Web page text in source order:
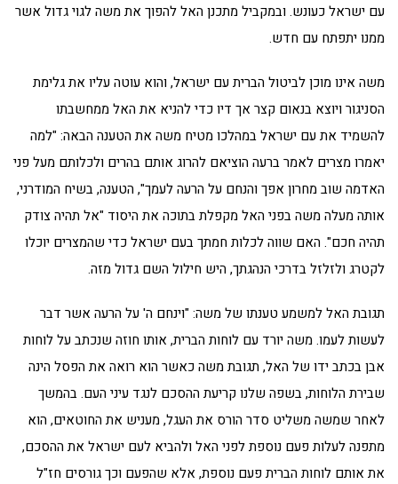
עם ישראל כעונש. ובמקביל מתכנן האל להפוך את משה לגוי גדול אשר
ממנו יתפתח עם חדש.
משה אינו מוכן לביטול הברית עם ישראל, והוא עוטה עליו את גלימת
הסניגור ויוצא בנאום קצר אך דיו כדי להניא את האל ממחשבתו
להשמיד את עם ישראל במהלכו מטיח משה את הטענה הבאה: "למה
יאמרו מצרים לאמר ברעה הוציאם להרוג אותם בהרים ולכלותם מעל פני
האדמה שוב מחרון אפך והנחם על הרעה לעמך", הטענה, בשיח המודרני,
אותה מעלה משה בפני האל מקפלת בתוכה את היסוד "אל תהיה צודק
תהיה חכם". האם שווה לכלות חמתך בעם ישראל כדי שהמצרים יוכלו
לקטרג ולזלזל בדרכי הנהגתך, היש חילול השם גדול מזה.
תגובת האל למשמע טענתו של משה: "וינחם ה' על הרעה אשר דבר
לעשות לעמו. משה יורד עם לוחות הברית, אותו חוזה שנכתב על לוחות
אבן בכתב ידו של האל, תגובת משה כאשר הוא רואה את הפסל הינה
שבירת הלוחות, בשפה שלנו קריעת ההסכם לנגד עיני העם. בהמשך
לאחר שמשה משליט סדר הורס את העגל, מעניש את החוטאים, הוא
מתפנה לעלות פעם נוספת לפני האל ולהביא לעם ישראל את ההסכם,
את אותם לוחות הברית פעם נוספת, אלא שהפעם וכך גורסים חז"ל